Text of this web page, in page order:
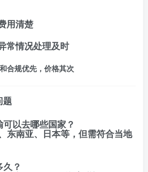
用清楚
常情况处理及时
合规优先，价格其次
题
以去哪些国家？
东南亚、日本等，但需符合当地
？